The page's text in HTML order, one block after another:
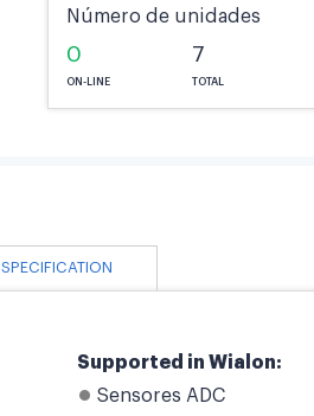
Número de unidades
0
ON-LINE
7
TOTAL
SPECIFICATION
Supported in Wialon:
Sensores ADC